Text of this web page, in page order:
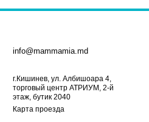
info@mammamia.md
г.Кишинев, ул. Албишоара 4,
торговый центр АТРИУМ, 2-й
этаж, бутик 2040
Карта проезда